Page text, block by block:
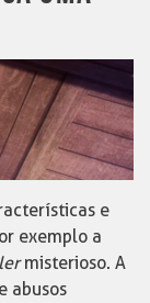
e
exemplo a
misterioso. A
abusos